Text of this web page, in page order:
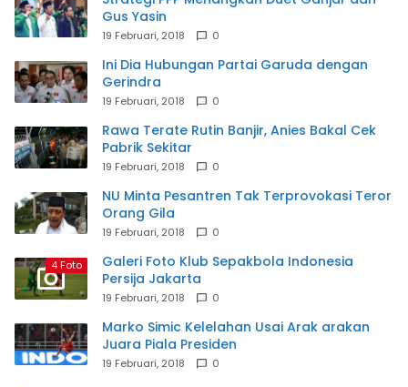
Gus Yasin
19 Februari, 2018 0
Ini Dia Hubungan Partai Garuda dengan
Gerindra
19 Februari, 2018 0
Rawa Terate Rutin Banjir, Anies Bakal Cek
Pabrik Sekitar
19 Februari, 2018 0
NU Minta Pesantren Tak Terprovokasi Teror
Orang Gila
19 Februari, 2018 0
4 Foto
Galeri Foto Klub Sepakbola Indonesia
Persija Jakarta
19 Februari, 2018 0
Marko Simic Kelelahan Usai Arak arakan
Juara Piala Presiden
19 Februari, 2018 0